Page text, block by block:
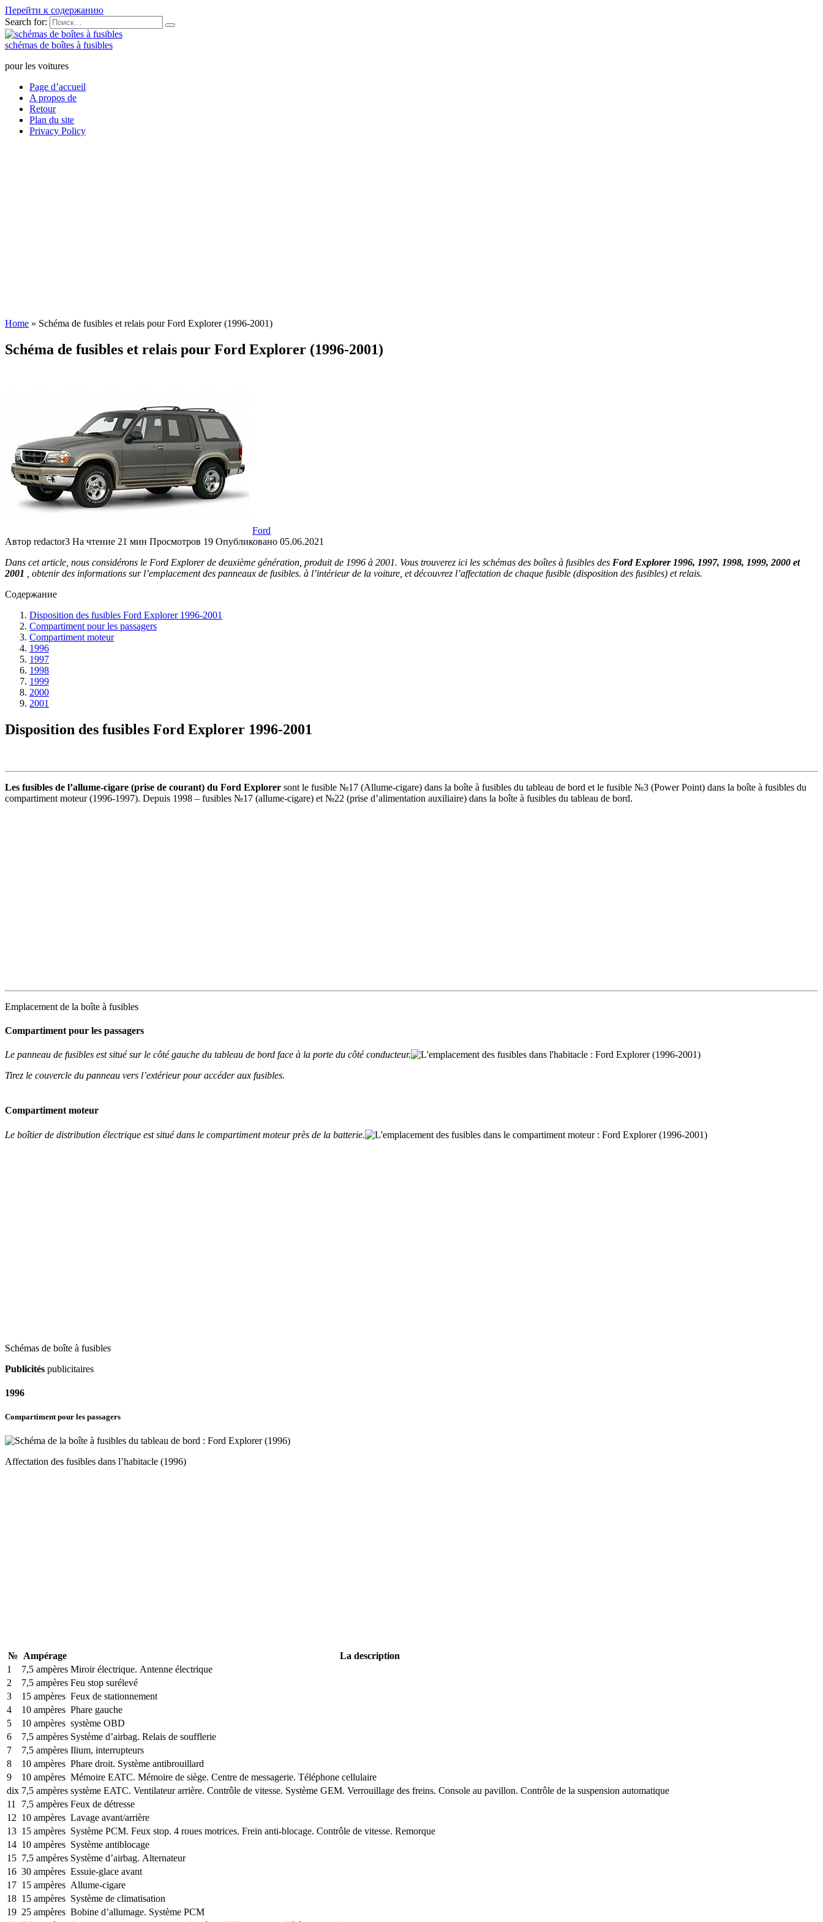
Перейти к содержанию
Search for:
schémas de boîtes à fusibles
pour les voitures
Page d’accueil
A propos de
Retour
Plan du site
Privacy Policy
Home » Schéma de fusibles et relais pour Ford Explorer (1996-2001)
Schéma de fusibles et relais pour Ford Explorer (1996-2001)
Ford
Автор redactor3 На чтение 21 мин Просмотров 19 Опубликовано 05.06.2021
Dans cet article, nous considérons le Ford Explorer de deuxième génération, produit de 1996 à 2001. Vous trouverez ici les schémas des boîtes à fusibles des Ford Explorer 1996, 1997, 1998, 1999, 2000 et
2001 , obtenir des informations sur l’emplacement des panneaux de fusibles. à l’intérieur de la voiture, et découvrez l’affectation de chaque fusible (disposition des fusibles) et relais.
Содержание
Disposition des fusibles Ford Explorer 1996-2001
Compartiment pour les passagers
Compartiment moteur
1996
1997
1998
1999
2000
2001
Disposition des fusibles Ford Explorer 1996-2001
Les fusibles de l’allume-cigare (prise de courant) du Ford Explorer sont le fusible №17 (Allume-cigare) dans la boîte à fusibles du tableau de bord et le fusible №3 (Power Point) dans la boîte à fusibles du
compartiment moteur (1996-1997). Depuis 1998 – fusibles №17 (allume-cigare) et №22 (prise d’alimentation auxiliaire) dans la boîte à fusibles du tableau de bord.
Emplacement de la boîte à fusibles
Compartiment pour les passagers
Le panneau de fusibles est situé sur le côté gauche du tableau de bord face à la porte du côté conducteur.
Tirez le couvercle du panneau vers l’extérieur pour accéder aux fusibles.
Compartiment moteur
Le boîtier de distribution électrique est situé dans le compartiment moteur près de la batterie.
Schémas de boîte à fusibles
Publicités publicitaires
1996
Compartiment pour les passagers
Affectation des fusibles dans l’habitacle (1996)
№ Ampérage
La description
1
7,5 ampères Miroir électrique. Antenne électrique
2
7,5 ampères Feu stop surélevé
3
15 ampères Feux de stationnement
4
10 ampères Phare gauche
5
10 ampères système OBD
6
7,5 ampères Système d’airbag. Relais de soufflerie
7
7,5 ampères Ilium, interrupteurs
8
10 ampères Phare droit. Système antibrouillard
9
10 ampères Mémoire EATC. Mémoire de siège. Centre de messagerie. Téléphone cellulaire
dix 7,5 ampères système EATC. Ventilateur arrière. Contrôle de vitesse. Système GEM. Verrouillage des freins. Console au pavillon. Contrôle de la suspension automatique
11
7,5 ampères Feux de détresse
12 10 ampères Lavage avant/arrière
13 15 ampères Système PCM. Feux stop. 4 roues motrices. Frein anti-blocage. Contrôle de vitesse. Remorque
14 10 ampères Système antiblocage
15 7,5 ampères Système d’airbag. Alternateur
16 30 ampères Essuie-glace avant
17 15 ampères Allume-cigare
18 15 ampères Système de climatisation
19 25 ampères Bobine d’allumage. Système PCM